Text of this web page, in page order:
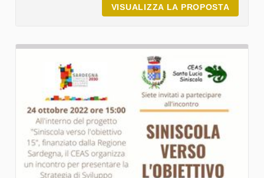
VISUALIZZA LA PROPOSTA